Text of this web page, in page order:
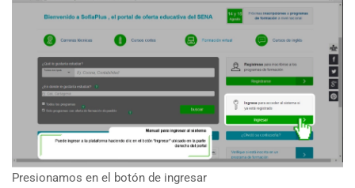
Presionamos en el botón de ingresar